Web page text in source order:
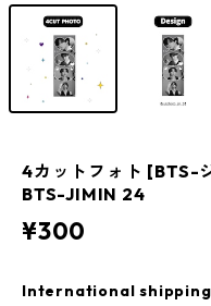
4カットフォト
BTS-JIMIN 24
¥300
International